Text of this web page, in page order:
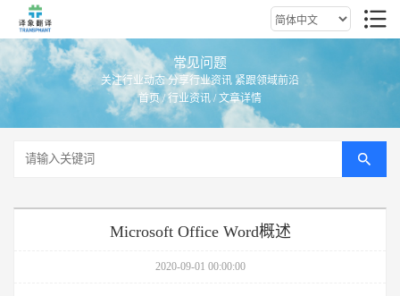
常见问题
关注行业动态 分享行业资讯 紧跟领域前沿
首页/行业资讯 / 文章详情
Microsoft Office Word概述
2020-09-01 00:00:00